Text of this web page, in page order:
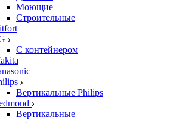
Моющие
Строительные
С контейнером
Вертикальные Philips
Вертикальные